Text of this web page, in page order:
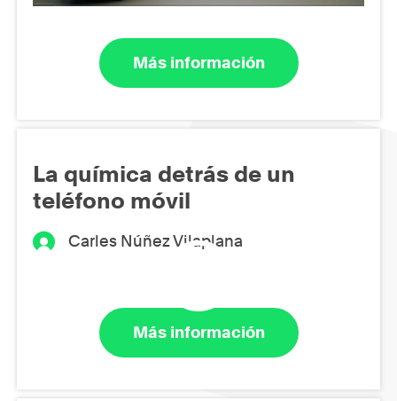
Más información
La química detrás de un
teléfono móvil
Carles Núñez Vilaplana
Más información